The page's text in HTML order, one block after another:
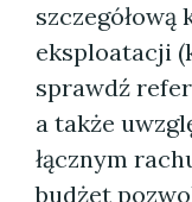
eksploatacji
sprawdź
a także
łącznym
budżet